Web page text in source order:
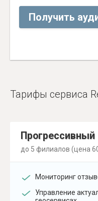
Получить
Тарифы сервиса
Прогрессивный
до 5 филиалов (цена
Мониторинг
Управление